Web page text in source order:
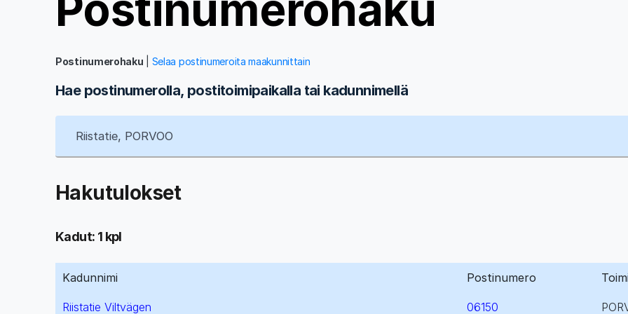
Postinumerohaku Selaa postinumeroita maakunnittain
Hae postinumerolla, postitoimipaikalla tai kadunnimellä
Hakutulokset
Kadut: 1 kpl
Kadunnimi Postinumero
Riistatie Viltvägen 06150